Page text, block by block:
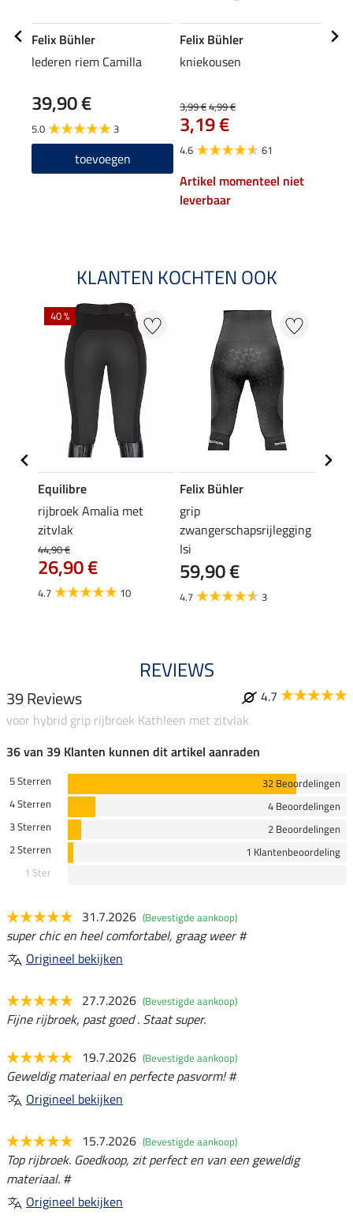
Felix Bühler
lederen riem Camilla
39,90 €
5.0 3
toevoegen
Felix Bühler
kniekousen
3,99 €4,99 €
3,19 €
4.6 61
Artikel momenteel niet
leverbaar
KLANTEN KOCHTEN OOK
40 %
Equilibre
rijbroek Amalia met
zitvlak
44,90 €
26,90 €
4.7 10
Felix Bühler
grip
zwangerschapsrijlegging
Isi
59,90 €
4.7 3
REVIEWS
39 Reviews
4.7
voor hybrid grip rijbroek Kathleen met zitvlak
36 van 39 Klanten kunnen dit artikel aanraden
5 Sterren
32 Beoordelingen
4 Sterren
4 Beoordelingen
3 Sterren
2 Beoordelingen
2 Sterren
1 Klantenbeoordeling
1 Ster
31.7.2026 (Bevestigde aankoop)
super chic en heel comfortabel, graag weer #
Origineel bekijken
27.7.2026 (Bevestigde aankoop)
Fijne rijbroek, past goed . Staat super.
19.7.2026 (Bevestigde aankoop)
Geweldig materiaal en perfecte pasvorm! #
Origineel bekijken
15.7.2026 (Bevestigde aankoop)
Top rijbroek. Goedkoop, zit perfect en van een geweldig
materiaal. #
Origineel bekijken